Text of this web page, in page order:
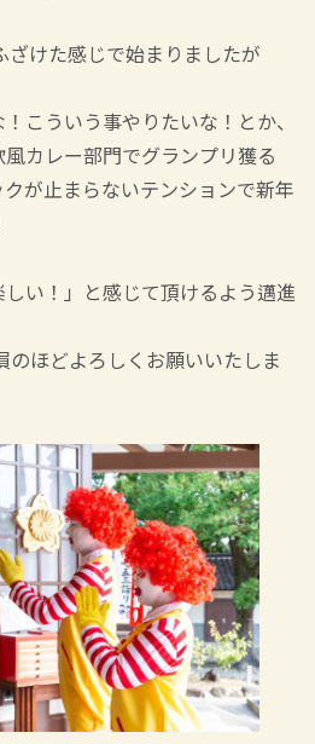
ざけた感じで始まりましたが
こういう事やりたいな！とか、
カレー部門でグランプリ獲る
が止まらないテンションで新年
い！」と感じて頂けるよう邁進
のほどよろしくお願いいたしま